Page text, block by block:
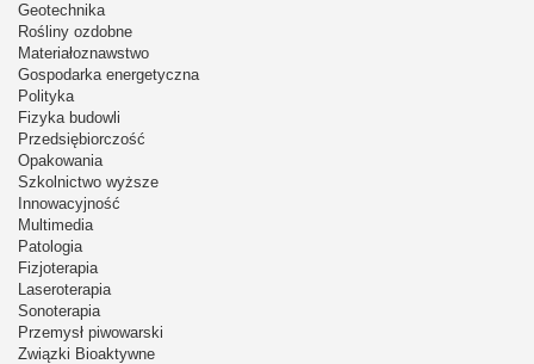
Geotechnika
Rośliny ozdobne
Materiałoznawstwo
Gospodarka energetyczna
Polityka
Fizyka budowli
Przedsiębiorczość
Opakowania
Szkolnictwo wyższe
Innowacyjność
Multimedia
Patologia
Fizjoterapia
Laseroterapia
Sonoterapia
Przemysł piwowarski
Związki Bioaktywne